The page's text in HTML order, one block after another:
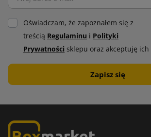
Oświadczam, że zapoznałem się z
treścią Regulaminu i Polityki
Prywatności sklepu oraz akceptuję